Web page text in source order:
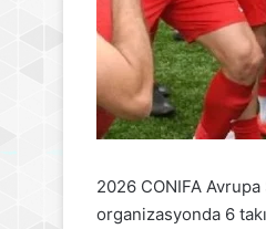
2026 CONIFA
organizasyonda 6